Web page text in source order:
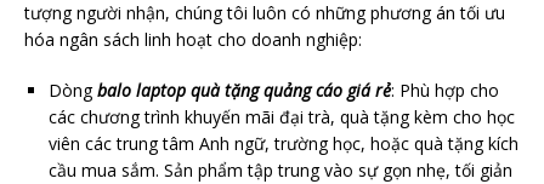
tượng người nhận, chúng tôi luôn có những phương án tối ưu
hóa ngân sách linh hoạt cho doanh nghiệp:
Dòngbalo laptop quà tặng quảng cáo giá rẻ: Phù hợp cho
các chương trình khuyến mãi đại trà, quà tặng kèm cho học
viên các trung tâm Anh ngữ, trường học, hoặc quà tặng kích
cầu mua sắm. Sản phẩm tập trung vào sự gọn nhẹ, tối giản